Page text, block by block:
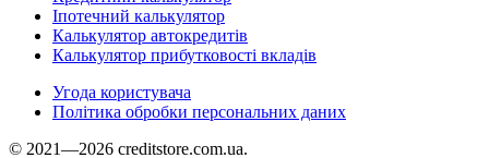
Іпотечний калькулятор
Калькулятор автокредитів
Калькулятор прибутковості вкладів
Угода користувача
Політика обробки персональних даних
© 2021—2026 creditstore.com.ua.